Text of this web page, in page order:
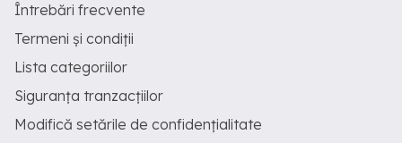
Întrebări frecvente
Termeni și condiții
Lista categoriilor
Siguranța tranzacțiilor
Modifică setările de confidențialitate